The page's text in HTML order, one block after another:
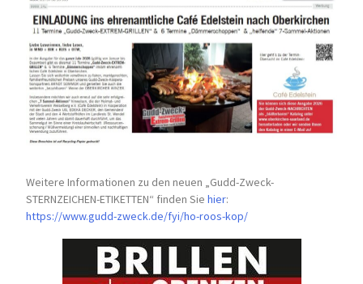
Weitere Informationen zu den neuen „Gudd-Zweck-
STERNZEICHEN-ETIKETTEN“ finden Siehier:
https://www.gudd-zweck.de/fyi/ho-roos-kop/